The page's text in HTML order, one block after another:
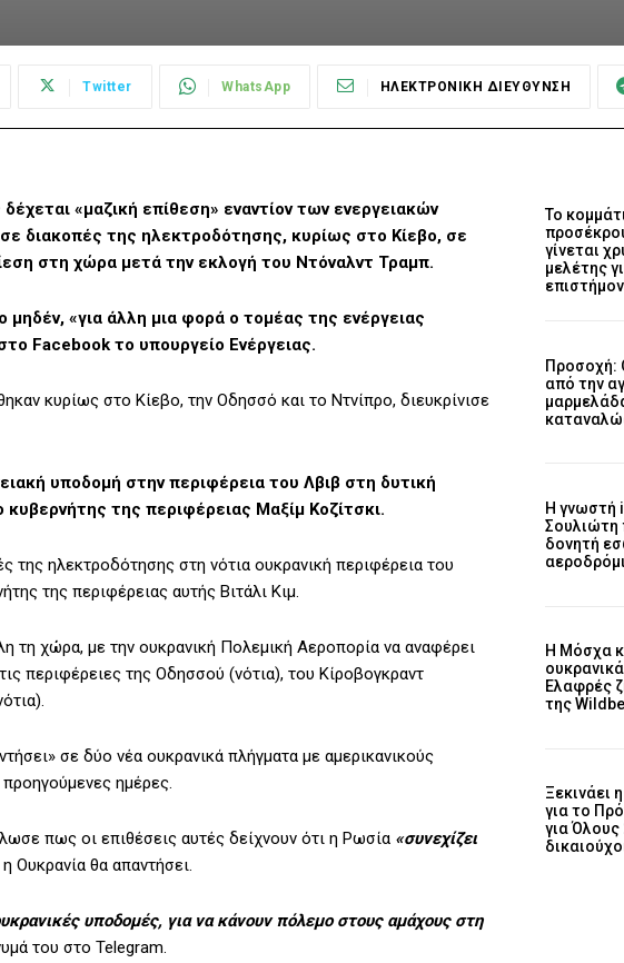
Twitter WhatsApp ΗΛΕΚΤΡΟΝΙΚΗ ΔΙΕΥΘΥΝΣΗ
«μαζική επίθεση» εναντίον των ενεργειακών
διακοπές της ηλεκτροδότησης, κυρίως στο Κίεβο, σε
στη χώρα μετά την εκλογή του Ντόναλντ Τραμπ.
«για άλλη μια φορά ο τομέας της ενέργειας
Facebook το υπουργείο Ενέργειας.
κυρίως στο Κίεβο, την Οδησσό και το Ντνίπρο, διευκρίνισε
υποδομή στην περιφέρεια του Λβιβ στη δυτική
της περιφέρειας Μαξίμ Κοζίτσκι.
ηλεκτροδότησης στη νότια ουκρανική περιφέρεια του
της περιφέρειας αυτής Βιτάλι Κιμ.
τη χώρα, με την ουκρανική Πολεμική Αεροπορία να αναφέρει
περιφέρειες της Οδησσού (νότια), του Κίροβογκραντ
σε δύο νέα ουκρανικά πλήγματα με αμερικανικούς
ημέρες.
πως οι επιθέσεις αυτές δείχνουν ότι η Ρωσία «συνεχίζει
Ουκρανία θα απαντήσει.
υποδομές, για να κάνουν πόλεμο στους αμάχους στη
του στο Telegram.
Το
γίνεται
μελέτης
Προσοχή:
από την
Η γνωστή
Σουλιώτη
δονητή
Η Μόσχα
Ελαφρές
της
Ξεκινάει
για το
για Όλους